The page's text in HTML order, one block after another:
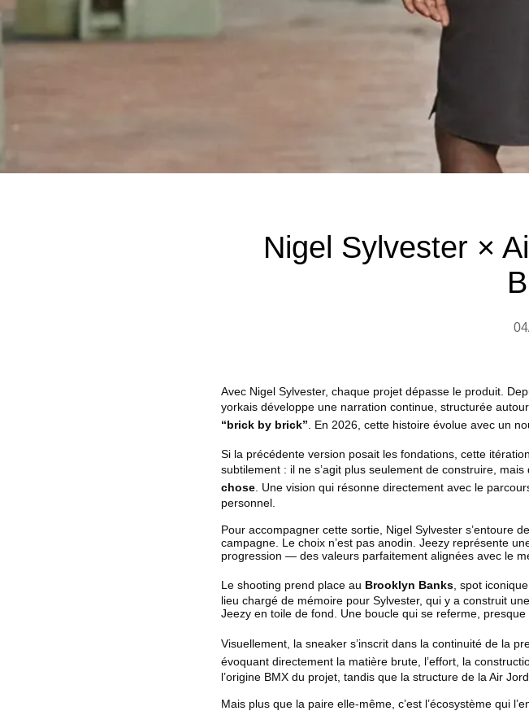
Nigel Sylvester ×
Avec Nigel Sylvester, chaque projet dépasse le produit.
yorkais développe une narration continue, structurée
“brick by brick” . En 2026, cette histoire évolue avec un
Si la précédente version posait les fondations, cette
subtilement : il ne s’agit plus seulement de construire, mais
chose . Une vision qui résonne directement avec le
personnel.
Pour accompagner cette sortie, Nigel Sylvester s’entoure
campagne. Le choix n’est pas anodin. Jeezy représente
progression — des valeurs parfaitement alignées avec le
Le shooting prend place au Brooklyn Banks, spot
lieu chargé de mémoire pour Sylvester, qui y a construit
Jeezy en toile de fond. Une boucle qui se referme, presque
Visuellement, la sneaker s’inscrit dans la continuité de la
évoquant directement la matière brute, l’effort, la
l’origine BMX du projet, tandis que la structure de la Air
Mais plus que la paire elle-même, c’est l’écosystème qui